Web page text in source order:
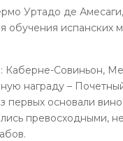
Уртадо де
обучения испанских
Каберне-Совиньон,
награду –
первых основали
превосходными,